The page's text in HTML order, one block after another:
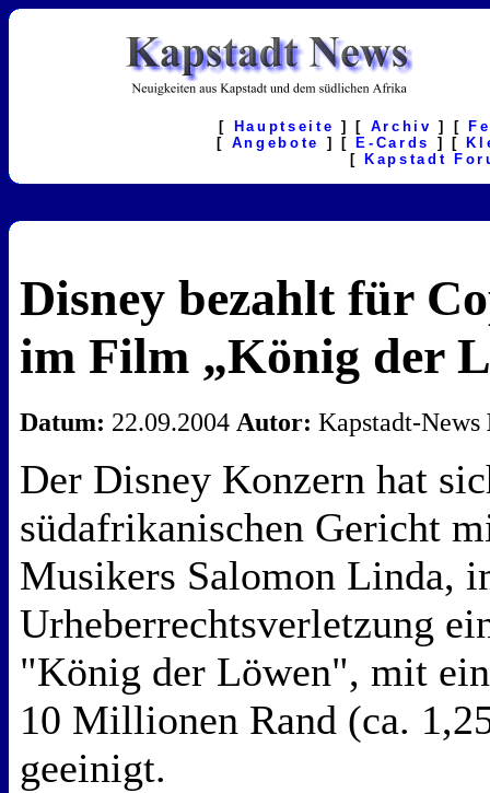
[ Hauptseite ] [ Archiv ] [
[ Angebote ] [ E-Cards ] [
[
Kapstadt
Disney bezahlt für
im Film „König der
Datum: 22.09.2004 Autor: Kapstadt-News
Der Disney Konzern hat
südafrikanischen Gericht
Musikers Salomon Linda,
Urheberrechtsverletzung
"König der Löwen", mit
10 Millionen Rand (ca.
geeinigt.